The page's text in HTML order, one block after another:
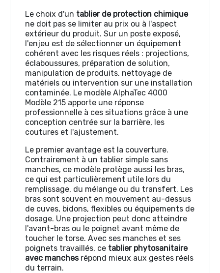
Le choix d'un tablier de protection chimique
ne doit pas se limiter au prix ou à l'aspect
extérieur du produit. Sur un poste exposé,
l'enjeu est de sélectionner un équipement
cohérent avec les risques réels : projections,
éclaboussures, préparation de solution,
manipulation de produits, nettoyage de
matériels ou intervention sur une installation
contaminée. Le modèle AlphaTec 4000
Modèle 215 apporte une réponse
professionnelle à ces situations grâce à une
conception centrée sur la barrière, les
coutures et l'ajustement.
Le premier avantage est la couverture.
Contrairement à un tablier simple sans
manches, ce modèle protège aussi les bras,
ce qui est particulièrement utile lors du
remplissage, du mélange ou du transfert. Les
bras sont souvent en mouvement au-dessus
de cuves, bidons, flexibles ou équipements de
dosage. Une projection peut donc atteindre
l'avant-bras ou le poignet avant même de
toucher le torse. Avec ses manches et ses
poignets travaillés, ce tablier phytosanitaire
avec manchesrépond mieux aux gestes réels
du terrain.